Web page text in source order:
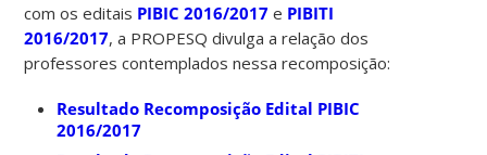
com os editais PIBIC 2016/2017 e PIBITI
2016/2017, a PROPESQ divulga a relação dos
professores contemplados nessa recomposição:
Resultado Recomposição Edital PIBIC
2016/2017